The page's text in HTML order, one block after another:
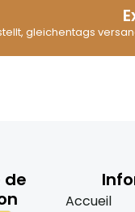
gleichentags
de
Accueil